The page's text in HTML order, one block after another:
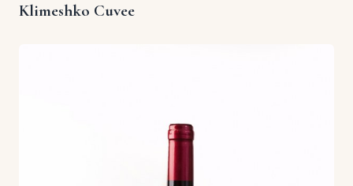
Klimeshko Cuvee